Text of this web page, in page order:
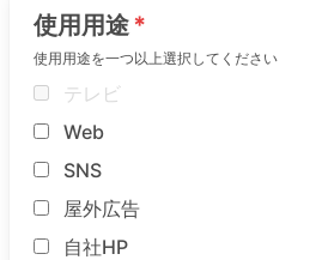
使用用途
使用用途を一つ以上選択してください
テレビ
Web
SNS
屋外広告
自社HP